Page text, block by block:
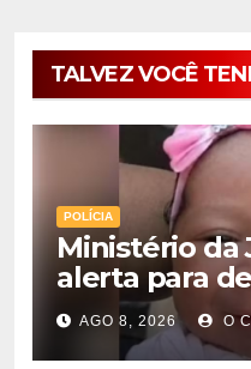
TALVEZ VOCÊ
POLÍCIA
Ministério da
alerta para
de bebê de
polícia apura
AGO 8, 2026 O